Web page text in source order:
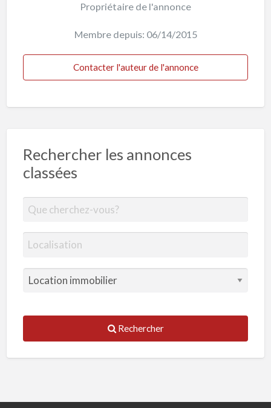
Propriétaire de l'annonce
Membre depuis: 06/14/2015
Contacter l'auteur de l'annonce
Rechercher les annonces
classées
Rechercher